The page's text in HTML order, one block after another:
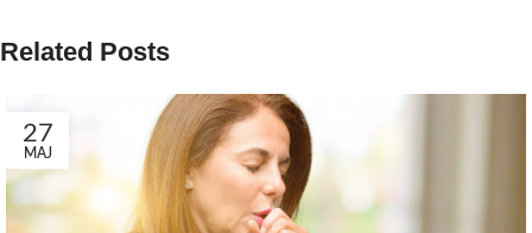
Related Posts
27
MAJ